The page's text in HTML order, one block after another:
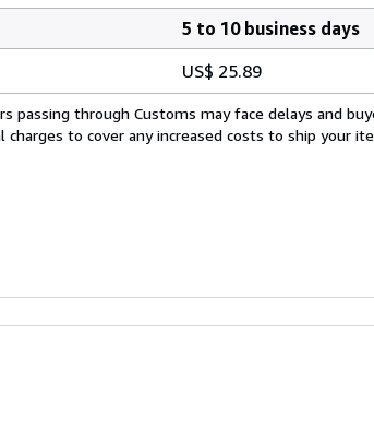
5 to 10 business days
US$ 25.89
passing through Customs may face delays and
to cover any increased costs to ship your